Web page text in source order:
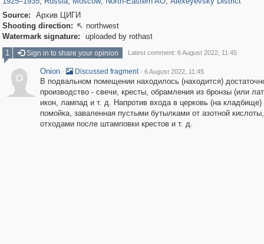
Source:
Архив ЦИГИ
Shooting direction:  northwest
Watermark signature:
uploaded by rothast
1
Sign in to share your opinion Latest comment: 6 August 2022, 11:45
O
Onion · Discussed fragment · 6 August 2022, 11:45
В подвальном помещении находилось (находится)
производство - свечи, кресты, обрамления из бронзы (или
икон, лампад и т. д. Напротив входа в церковь (на
помойка, заваленная пустыми бутылками от азотной
отходами после штамповки крестов и т. д.